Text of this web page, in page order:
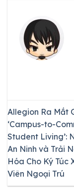
Allegion Ra Mắt
‘Campus-to-
Student Living’:
An Ninh và Trải
Hóa Cho Ký Túc
Viên Ngoại Trú